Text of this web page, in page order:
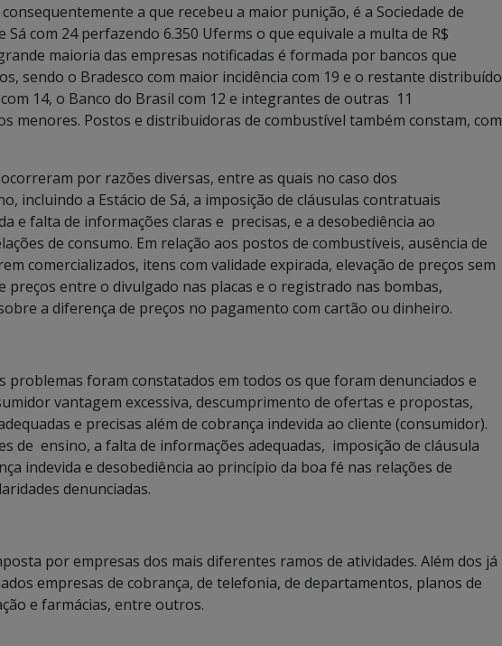
a que recebeu a maior punição, é a Sociedade de
Sá com 24 perfazendo 6.350 Uferms o que equivale a multa de R$
maioria das empresas notificadas é formada por bancos que
sendo o Bradesco com maior incidência com 19 e o restante distribuído
14, o Banco do Brasil com 12 e integrantes de outras 11
menores. Postos e distribuidoras de combustível também constam, com
por razões diversas, entre as quais no caso dos
incluindo a Estácio de Sá, a imposição de cláusulas contratuais
e falta de informações claras e precisas, e a desobediência ao
de consumo. Em relação aos postos de combustíveis, ausência de
comercializados, itens com validade expirada, elevação de preços sem
preços entre o divulgado nas placas e o registrado nas bombas,
a diferença de preços no pagamento com cartão ou dinheiro.
problemas foram constatados em todos os que foram denunciados e
vantagem excessiva, descumprimento de ofertas e propostas,
e precisas além de cobrança indevida ao cliente (consumidor).
de ensino, a falta de informações adequadas, imposição de cláusula
indevida e desobediência ao princípio da boa fé nas relações de
denunciadas.
por empresas dos mais diferentes ramos de atividades. Além dos já
empresas de cobrança, de telefonia, de departamentos, planos de
e farmácias, entre outros.